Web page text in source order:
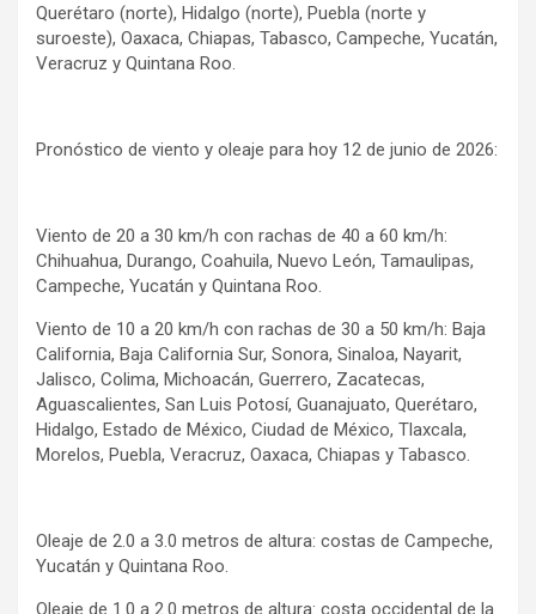
Querétaro (norte), Hidalgo (norte), Puebla (norte y
suroeste), Oaxaca, Chiapas, Tabasco, Campeche, Yucatán,
Veracruz y Quintana Roo.
Pronóstico de viento y oleaje para hoy 12 de junio de 2026:
Viento de 20 a 30 km/h con rachas de 40 a 60 km/h:
Chihuahua, Durango, Coahuila, Nuevo León, Tamaulipas,
Campeche, Yucatán y Quintana Roo.
Viento de 10 a 20 km/h con rachas de 30 a 50 km/h: Baja
California, Baja California Sur, Sonora, Sinaloa, Nayarit,
Jalisco, Colima, Michoacán, Guerrero, Zacatecas,
Aguascalientes, San Luis Potosí, Guanajuato, Querétaro,
Hidalgo, Estado de México, Ciudad de México, Tlaxcala,
Morelos, Puebla, Veracruz, Oaxaca, Chiapas y Tabasco.
Oleaje de 2.0 a 3.0 metros de altura: costas de Campeche,
Yucatán y Quintana Roo.
Oleaje de 1.0 a 2.0 metros de altura: costa occidental de la